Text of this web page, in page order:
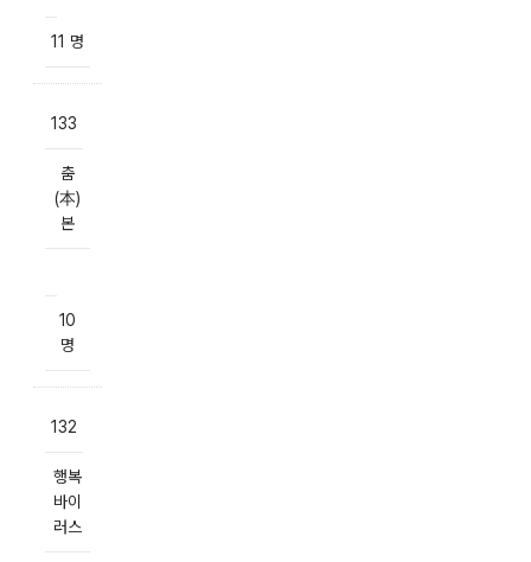
11 명
133
춤
(本)
본
10
명
132
행복
바이
러스